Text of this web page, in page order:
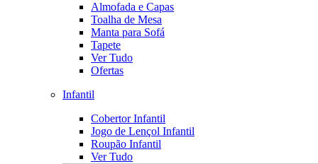
Almofada e Capas
Toalha de Mesa
Manta para Sofá
Tapete
Ver Tudo
Ofertas
Infantil
Cobertor Infantil
Jogo de Lençol Infantil
Roupão Infantil
Ver Tudo